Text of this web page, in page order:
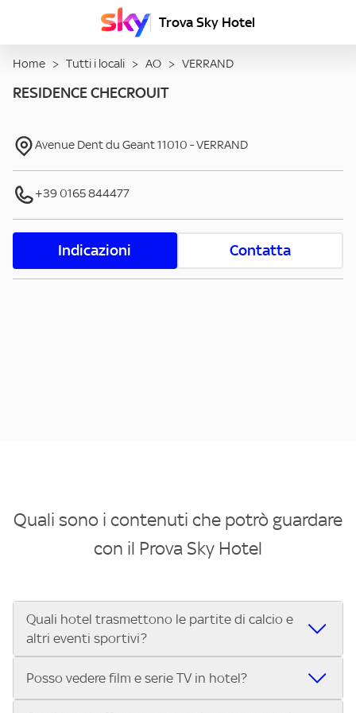
Trova Sky Hotel
Home > Tutti i locali > AO > VERRAND
RESIDENCE CHECROUIT
Avenue Dent du Geant11010 -VERRAND
+39 0165 844477
Indicazioni Contatta
Quali sono i contenuti che potrò guardare
con il Prova Sky Hotel
Quali hotel trasmettono le partite di calcio e
altri eventi sportivi?
Se cerchi un hotel dove poter vedere le partite di Serie A,
Posso vedere film e serie TV in hotel?